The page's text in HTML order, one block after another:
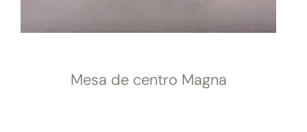
Mesa de centro Magna